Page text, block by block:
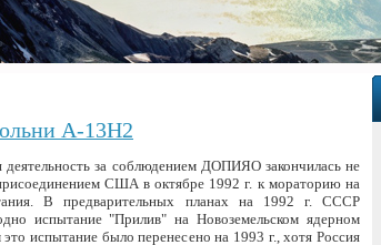
А-13Н2
деятельность за соблюдением ДОПИЯО закончилась не
США в октябре 1992 г. к мораторию на
В предварительных планах на 1992 г. СССР
испытание "Прилив" на Новоземельском ядерном
это испытание было перенесено на 1993 г., хотя Россия